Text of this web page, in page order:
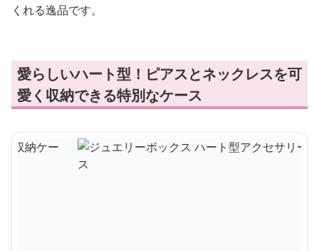
くれる逸品です。
愛らしいハート型！ピアスとネックレスを可
愛く収納できる特別なケース